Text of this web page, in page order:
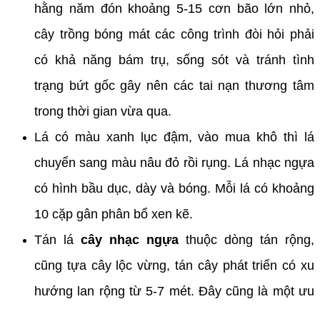
hằng năm đón khoảng 5-15 cơn bão lớn nhỏ,
cây trồng bóng mát các công trình đòi hỏi phải
có khả năng bám trụ, sống sót và tránh tình
trạng bứt gốc gây nên các tai nạn thương tâm
trong thời gian vừa qua.
Lá có màu xanh lục đậm, vào mua khô thì lá
chuyển sang màu nâu đỏ rồi rụng. Lá nhạc ngựa
có hình bầu dục, dày và bóng. Mỗi lá có khoảng
10 cặp gân phân bổ xen kẽ.
Tán lá cây nhạc ngựa thuộc dòng tán rộng,
cũng tựa cây lộc vừng, tán cây phát triển có xu
hướng lan rộng từ 5-7 mét. Đây cũng là một ưu